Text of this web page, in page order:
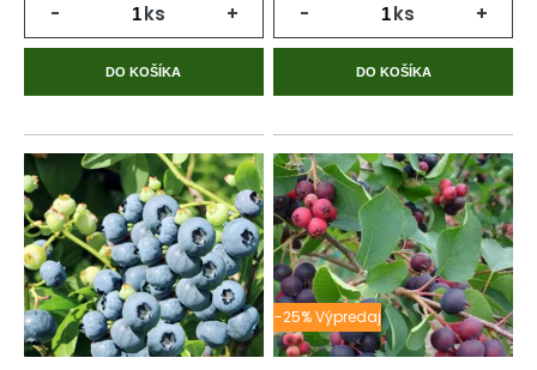
- ks +
DO KOŠÍKA
- ks +
DO KOŠÍKA
-25% Výpredaj